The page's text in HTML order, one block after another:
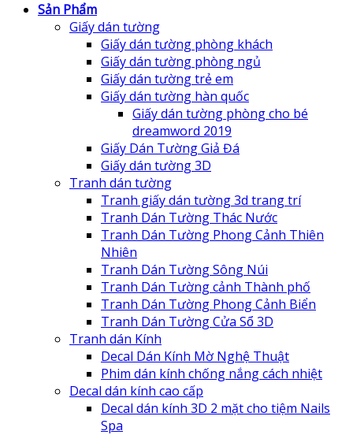
Sản Phẩm
Giấy dán tường
Giấy dán tường phòng khách
Giấy dán tường phòng ngủ
Giấy dán tường trẻ em
Giấy dán tường hàn quốc
Giấy dán tường phòng cho bé
dreamword 2019
Giấy Dán Tường Giả Đá
Giấy dán tường 3D
Tranh dán tường
Tranh giấy dán tường 3d trang trí
Tranh Dán Tường Thác Nước
Tranh Dán Tường Phong Cảnh Thiên
Nhiên
Tranh Dán Tường Sông Núi
Tranh Dán Tường cảnh Thành phố
Tranh Dán Tường Phong Cảnh Biển
Tranh Dán Tường Cửa Sổ 3D
Tranh dán Kính
Decal Dán Kính Mờ Nghệ Thuật
Phim dán kính chống nắng cách nhiệt
Decal dán kính cao cấp
Decal dán kính 3D 2 mặt cho tiệm Nails
Spa